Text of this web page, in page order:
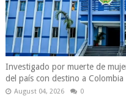
Investigado por muerte de
del país con destino a Colombia
August 04, 2026 0